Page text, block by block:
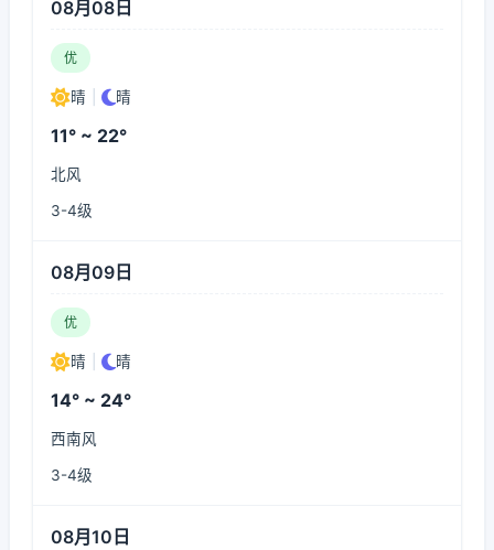
08月08日
优
晴 晴
11° ~ 22°
北风
3-4级
08月09日
优
晴 晴
14° ~ 24°
西南风
3-4级
08月10日